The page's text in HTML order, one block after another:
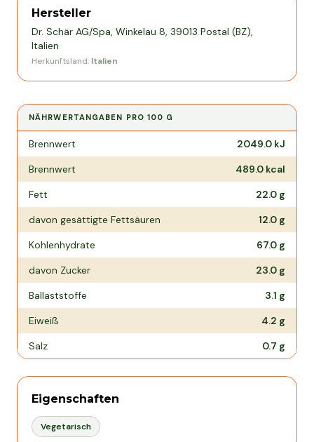
Hersteller
Dr. Schär AG/Spa, Winkelau 8, 39013 Postal (BZ),
Italien
Herkunftsland: Italien
NÄHRWERTANGABEN PRO100 G
Nährwertangaben pro
Brennwert 2049.0 kJ
Brennwert
489.0 kcal
Fett
22.0 g
davon gesättigte Fettsäuren
12.0 g
Kohlenhydrate
67.0 g
davon Zucker
23.0 g
Ballaststoffe
3.1 g
Eiweiß
4.2 g
Salz
0.7 g
Eigenschaften
Vegetarisch